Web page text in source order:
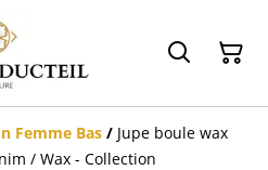
Femme Bas / Jupe boule wax
/ Wax - Collection